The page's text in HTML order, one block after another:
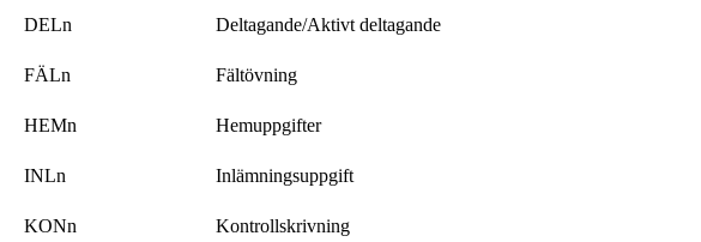
DELn Deltagande/Aktivt deltagande
FÄLn Fältövning
HEMn Hemuppgifter
INLn Inlämningsuppgift
KONn Kontrollskrivning